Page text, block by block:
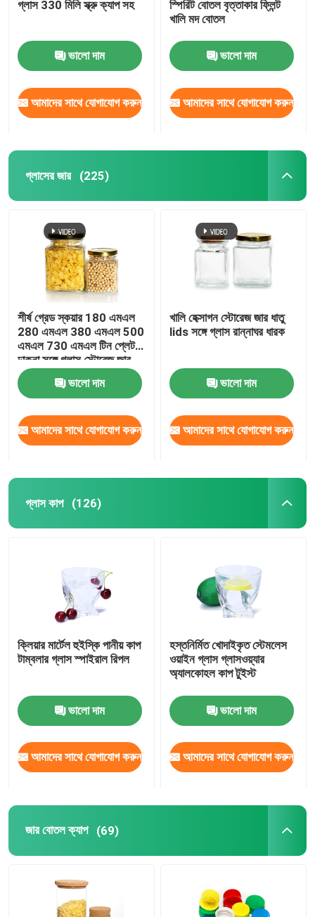
বাড়ি
পণ্য
আমাদের সম্পর্কে
কারখানা ভ্রমণ
মান নিয়ন্ত্রণ
আমাদের সাথে যোগাযোগ করুন
উদ্ধৃতির জন্য আবেদন
কাচের বোতল
গ্লাস কাপ
জার বোতল ক্যাপ
গ্লাস 330 মিলি স্ক্রু ক্যাপ সহ
ভালো দাম
আমাদের সাথে যোগাযোগ করুন
স্পিরিট বোতল বৃত্তাকার ফ্লিন্ট
খালি মদ বোতল
ভালো দাম
আমাদের সাথে যোগাযোগ করুন
গ্লাসের জার (225)
শীর্ষ গ্রেড স্কয়ার 180 এমএল
280 এমএল 380 এমএল 500
এমএল 730 এমএল টিন প্লেট
ঢাকনা সঙ্গে গ্লাস স্টোরেজ জার
ভালো দাম
আমাদের সাথে যোগাযোগ করুন
খালি হেক্সাগন স্টোরেজ জার ধাতু
lids সঙ্গে গ্লাস রান্নাঘর ধারক
ভালো দাম
আমাদের সাথে যোগাযোগ করুন
গ্লাস কাপ (126)
ক্লিয়ার মার্টেল হুইস্কি পানীয় কাপ
টাম্বলার গ্লাস স্পাইরাল রিপল
ভালো দাম
আমাদের সাথে যোগাযোগ করুন
হস্তনির্মিত খোদাইকৃত স্টেমলেস
ওয়াইন গ্লাস গ্লাসওয়্যার
অ্যালকোহল কাপ টুইস্ট
ভালো দাম
আমাদের সাথে যোগাযোগ করুন
জার বোতল ক্যাপ (69)